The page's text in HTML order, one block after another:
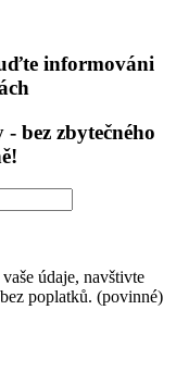
informováni
bez zbytečného
údaje, navštivte
poplatků. (povinné)